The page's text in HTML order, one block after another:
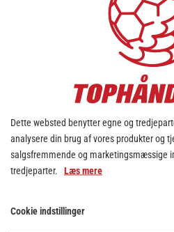
Årets All-Star hold HTH
Emil Jakobsen, GOG
Aaron Mensing, TTH Holstebro
Peter Balling, KIF Kolding
Andreas Flodman, KIF Kolding
Magnus Saugstrup, Aalborg
Dette websted benytter egne og
analysere din brug af vores produkter og
salgsfremmende og marketingsmæssige
tredjeparter. Læs mere
Cookie indstillinger